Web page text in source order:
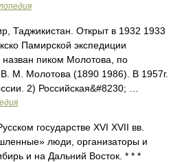
Таджикистан. Открыт в 1932 1933
Памирской экспедиции
пиком Молотова, по
М. Молотова (1890 1986). В 1957г.
2) Российская&#8230; …
государстве XVI XVII вв.
люди, организаторы и
и на Дальний Восток. * * *